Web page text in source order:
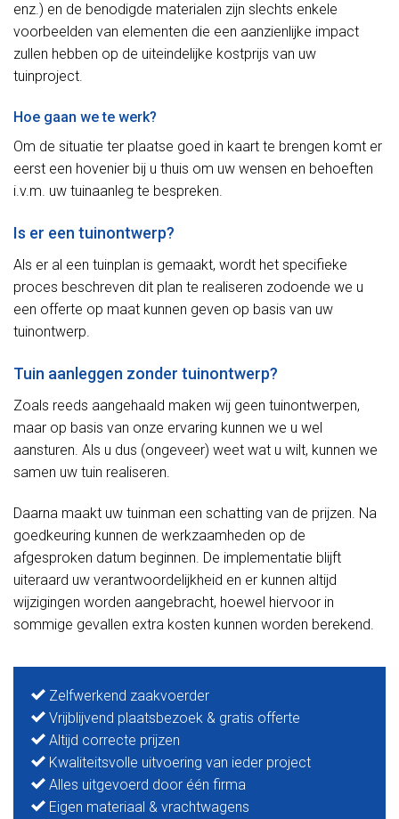
enz.) en de benodigde materialen zijn slechts enkele
voorbeelden van elementen die een aanzienlijke impact
zullen hebben op de uiteindelijke kostprijs van uw
tuinproject.
Hoe gaan we te werk?
Om de situatie ter plaatse goed in kaart te brengen komt er
eerst een hovenier bij u thuis om uw wensen en behoeften
i.v.m. uw tuinaanleg te bespreken.
Is er een tuinontwerp?
Als er al een tuinplan is gemaakt, wordt het specifieke
proces beschreven dit plan te realiseren zodoende we u
een offerte op maat kunnen geven op basis van uw
tuinontwerp.
Tuin aanleggen zonder tuinontwerp?
Zoals reeds aangehaald maken wij geen tuinontwerpen,
maar op basis van onze ervaring kunnen we u wel
aansturen. Als u dus (ongeveer) weet wat u wilt, kunnen we
samen uw tuin realiseren.
Daarna maakt uw tuinman een schatting van de prijzen. Na
goedkeuring kunnen de werkzaamheden op de
afgesproken datum beginnen. De implementatie blijft
uiteraard uw verantwoordelijkheid en er kunnen altijd
wijzigingen worden aangebracht, hoewel hiervoor in
sommige gevallen extra kosten kunnen worden berekend.
Zelfwerkend zaakvoerder
Vrijblijvend plaatsbezoek & gratis offerte
Altijd correcte prijzen
Kwaliteitsvolle uitvoering van ieder project
Alles uitgevoerd door één firma
Eigen materiaal & vrachtwagens